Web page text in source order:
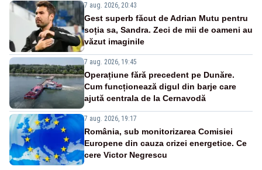
7 aug. 2026, 20:43
Gest superb făcut de Adrian Mutu pentru
soția sa, Sandra. Zeci de mii de oameni au
văzut imaginile
7 aug. 2026, 19:45
Operațiune fără precedent pe Dunăre.
Cum funcționează digul din barje care
ajută centrala de la Cernavodă
7 aug. 2026, 19:17
România, sub monitorizarea Comisiei
Europene din cauza crizei energetice. Ce
cere Victor Negrescu